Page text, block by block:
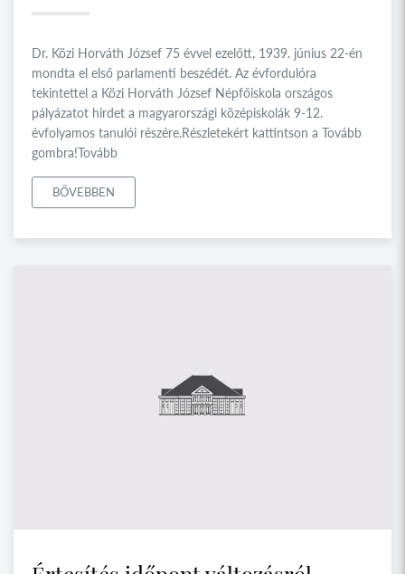
Dr. Közi Horváth József 75 évvel ezelőtt, 1939. június 22-én
mondta el első parlamenti beszédét. Az évfordulóra
tekintettel a Közi Horváth József Népfőiskola országos
pályázatot hirdet a magyarországi középiskolák 9-12.
évfolyamos tanulói részére.Részletekért kattintson a Tovább
gombra!Tovább
BŐVEBBEN